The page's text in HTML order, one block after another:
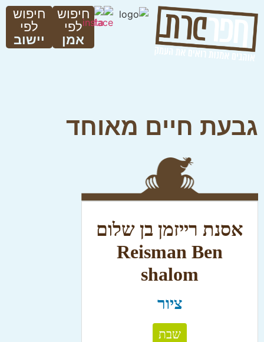
חיפוש
לפי
אמן
חיפוש
לפי
יישוב
גבעת חיים מאוחד
אסנת רייזמן בן שלום
Reisman Ben
shalom
ציור
שבת